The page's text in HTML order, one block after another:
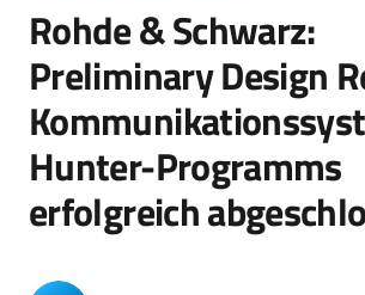
Rohde & Schwarz:
Preliminary Design
Hunter-Programms
erfolgreich